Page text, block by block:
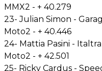
MMX2 - + 40.279
23- Julian Simon -
Moto2 - + 40.446
24- Mattia Pasini -
Moto2 - + 42.501
25- Ricky Cardus -